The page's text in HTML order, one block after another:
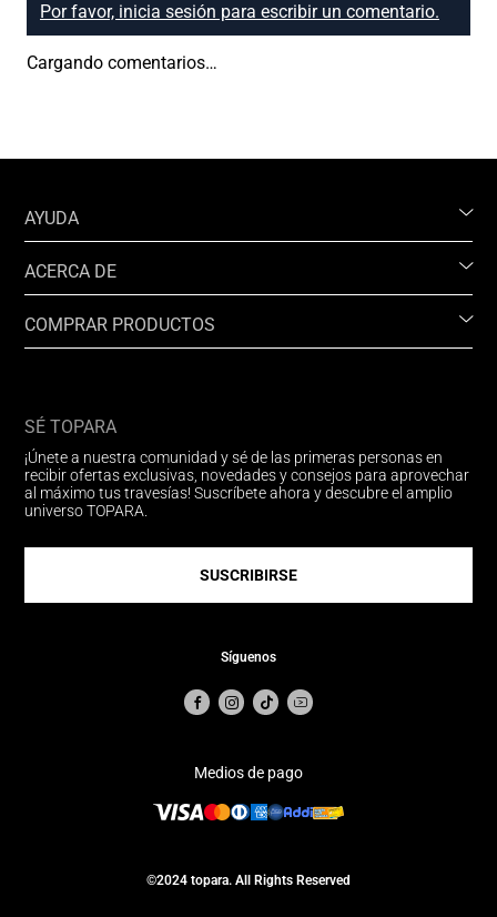
Por favor, inicia sesión para escribir un comentario.
Cargando comentarios…
AYUDA
ACERCA DE
COMPRAR PRODUCTOS
SÉ TOPARA
¡Únete a nuestra comunidad y sé de las primeras personas en
recibir ofertas exclusivas, novedades y consejos para aprovechar
al máximo tus travesías! Suscríbete ahora y descubre el amplio
universo TOPARA.
SUSCRIBIRSE
Síguenos
Medios de pago
©2024 topara. All Rights Reserved